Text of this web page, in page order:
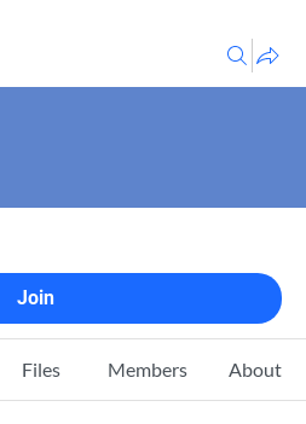
Join
Files Members About